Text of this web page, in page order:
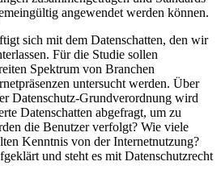
angewendet werden können.
sich mit dem Datenschatten, den wir
Für die Studie sollen
Spektrum von Branchen
untersucht werden. Über
Datenschutz-Grundverordnung wird
Datenschatten abgefragt, um zu
die Benutzer verfolgt? Wie viele
Kenntnis von der Internetnutzung?
und steht es mit Datenschutzrecht